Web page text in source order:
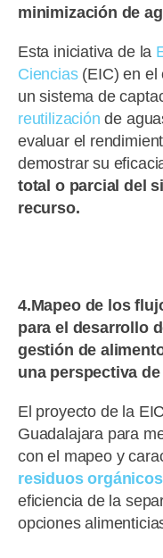
minimización de
Esta iniciativa de la
Ciencias(EIC) en el
un sistema de
reutilización de
evaluar el
demostrar su
total o parcial del
recurso.
4.Mapeo de los
para el desarrollo
gestión de
una perspectiva
El proyecto de la
Guadalajara para
con el mapeo y
residuos orgánicos
eficiencia de la
opciones